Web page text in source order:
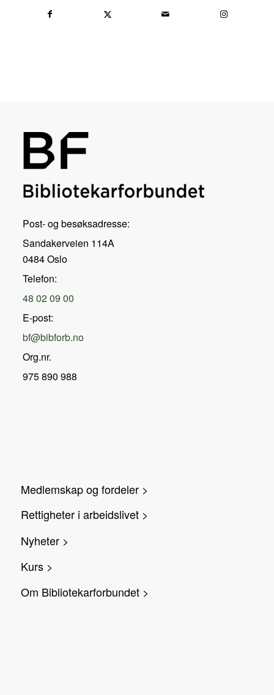
Post- og besøksadresse:
Sandakerveien 114A
0484 Oslo
Telefon:
48 02 09 00
E-post:
bf@bibforb.no
Org.nr.
975 890 988
Medlemskap og fordeler >
Rettigheter i arbeidslivet >
Nyheter >
Kurs >
Om Bibliotekarforbundet >